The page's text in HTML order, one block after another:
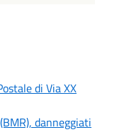
di Via XX
danneggiati